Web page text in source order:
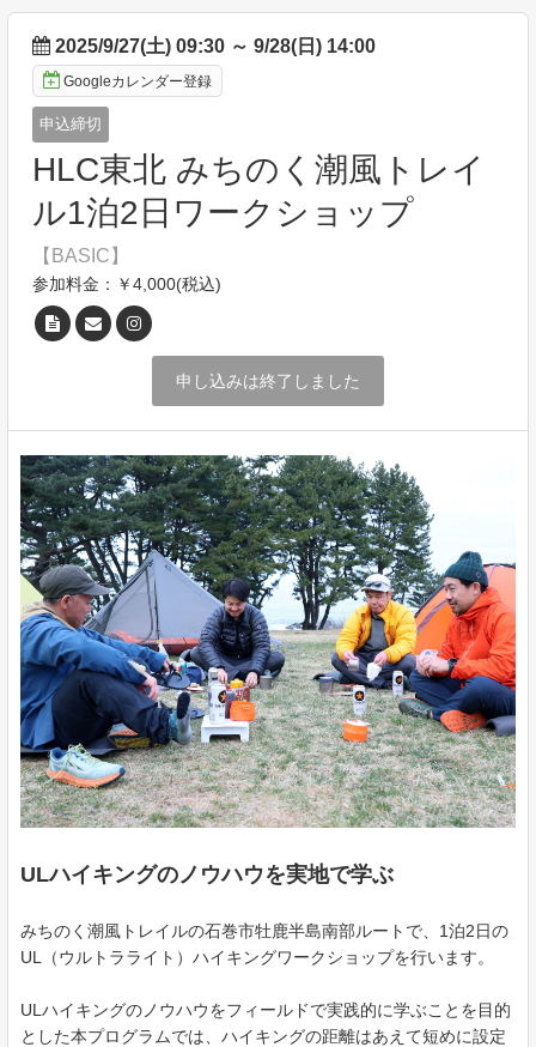
2025/9/27(土) 09:30 ～ 9/28(日) 14:00
Googleカレンダー登録
申込締切
HLC東北 みちのく潮風トレイ
ル1泊2日ワークショップ
【BASIC】
参加料金：￥4,000(税込)
申し込みは終了しました
ULハイキングのノウハウを実地で学ぶ
みちのく潮風トレイルの石巻市牡鹿半島南部ルートで、1泊2日の
UL（ウルトラライト）ハイキングワークショップを行います。
ULハイキングのノウハウをフィールドで実践的に学ぶことを目的
とした本プログラムでは、ハイキングの距離はあえて短めに設定